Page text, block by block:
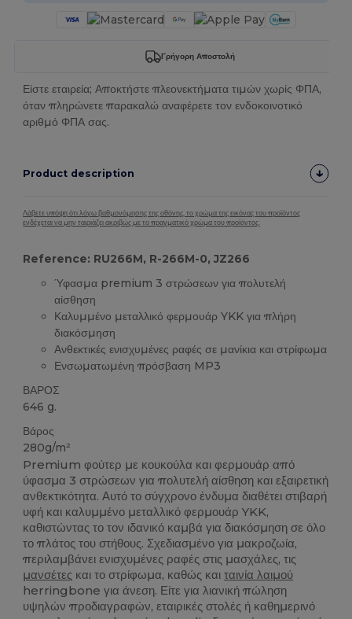
Γρήγορη Αποστολή
Είστε εταιρεία; Αποκτήστε πλεονεκτήματα τιμών χωρίς ΦΠΑ,
όταν πληρώνετε παρακαλώ αναφέρετε τον ενδοκοινοτικό
αριθμό ΦΠΑ σας.
Product description
Λάβετε υπόψη ότι λόγω βαθμονόμησης της οθόνης, το χρώμα της εικόνας του προϊόντος
ενδέχεται να μην ταιριάζει ακριβώς με το πραγματικό χρώμα του προϊόντος.
Reference: RU266M, R-266M-0, JZ266
Ύφασμα premium 3 στρώσεων για πολυτελή
αίσθηση
Καλυμμένο μεταλλικό φερμουάρ YKK για πλήρη
διακόσμηση
Ανθεκτικές ενισχυμένες ραφές σε μανίκια και στρίφωμα
Ενσωματωμένη πρόσβαση MP3
ΒΑΡΟΣ
646 g.
Βάρος
280g/m²
Premium φούτερ με κουκούλα και φερμουάρ από
ύφασμα 3 στρώσεων για πολυτελή αίσθηση και εξαιρετική
ανθεκτικότητα. Αυτό το σύγχρονο ένδυμα διαθέτει στιβαρή
υφή και καλυμμένο μεταλλικό φερμουάρ YKK,
καθιστώντας το τον ιδανικό καμβά για διακόσμηση σε όλο
το πλάτος του στήθους. Σχεδιασμένο για μακροζωία,
περιλαμβάνει ενισχυμένες ραφές στις μασχάλες, τις
μανσέτες και το στρίφωμα, καθώς καιταινία λαιμού
herringbone για άνεση. Είτε για λιανική πώληση
υψηλών προδιαγραφών, εταιρικές στολές ή καθημερινό